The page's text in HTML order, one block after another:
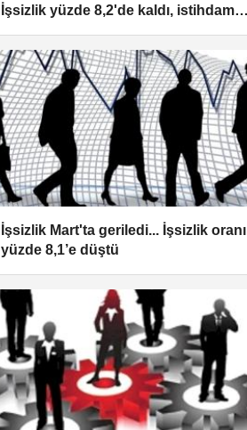
İşsizlik yüzde 8,2'de kaldı, istihdam
İşsizlik Mart'ta geriledi... İşsizlik oranı
yüzde 8,1’e düştü